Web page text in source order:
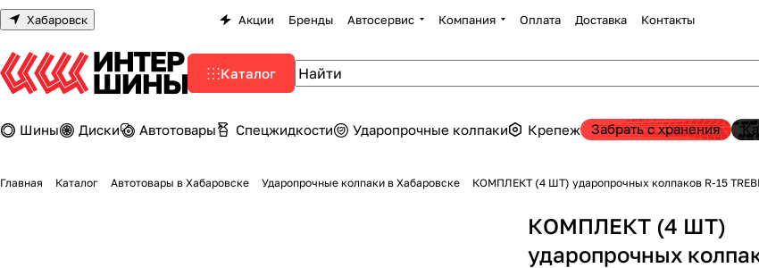
Хабаровск Акции Бренды Автосервис Компания Оплата Доставка Контакты
Каталог
Шины Диски Автотовары Спецжидкости Ударопрочные колпаки Крепеж Забрать с хранения
Главная Каталог Автотовары в Хабаровске Ударопрочные колпаки в Хабаровске КОМПЛЕКТ (4 ШТ) ударопрочных колпаков R-15
КОМПЛЕКТ (4 ШТ)
ударопрочных